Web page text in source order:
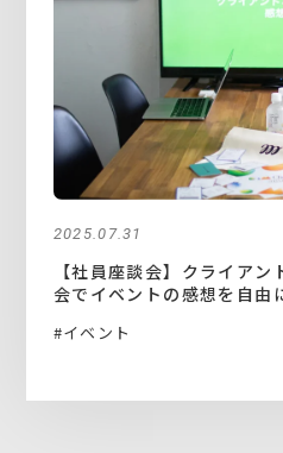
2025.07.31
【社員座談会】クライア
会でイベントの感想を自由
#イベント